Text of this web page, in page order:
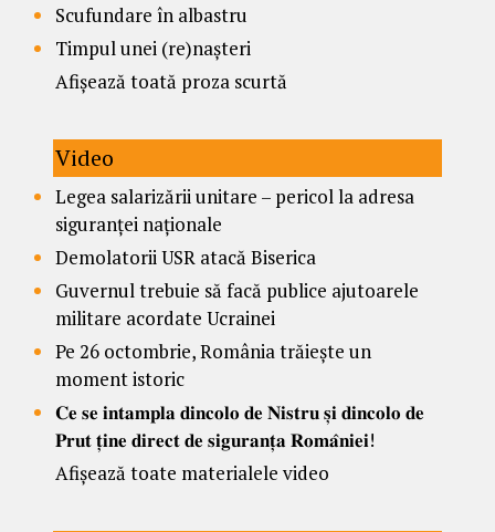
Scufundare în albastru
Timpul unei (re)nașteri
Afișează toată proza scurtă
Video
Legea salarizării unitare – pericol la adresa
siguranței naționale
Demolatorii USR atacă Biserica
Guvernul trebuie să facă publice ajutoarele
militare acordate Ucrainei
Pe 26 octombrie, România trăiește un
moment istoric
𝐂𝐞 𝐬𝐞 𝐢𝐧𝐭𝐚𝐦𝐩𝐥𝐚 𝐝𝐢𝐧𝐜𝐨𝐥𝐨 𝐝𝐞 𝐍𝐢𝐬𝐭𝐫𝐮 𝐬̦𝐢 𝐝𝐢𝐧𝐜𝐨𝐥𝐨 𝐝𝐞
𝐏𝐫𝐮𝐭 𝐭̦𝐢𝐧𝐞 𝐝𝐢𝐫𝐞𝐜𝐭 𝐝𝐞 𝐬𝐢𝐠𝐮𝐫𝐚𝐧𝐭̦𝐚 𝐑𝐨𝐦𝐚̂𝐧𝐢𝐞𝐢!
Afișează toate materialele video